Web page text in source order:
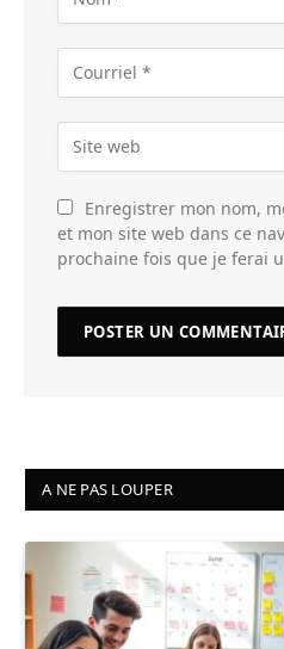
Enregistrer mon nom,
et mon site web dans ce
prochaine fois que je ferai
A NE PAS LOUPER